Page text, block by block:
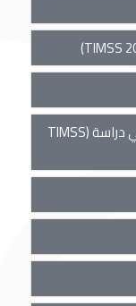
تقرير نتائج لبنان للصف الثامن أساسي في دراسة (TIMSS